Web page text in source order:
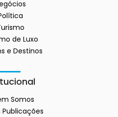
de Luxo
e Destinos
Somos
Publicações